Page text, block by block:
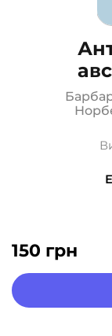
150 грн